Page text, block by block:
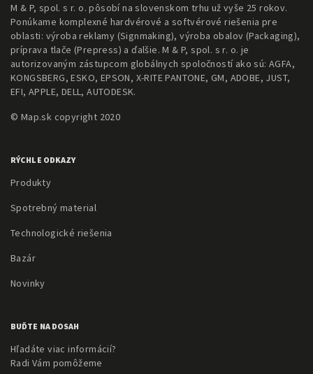
M & P, spol. s r. o. pôsobí na slovenskom trhu už vyše 25 rokov.
Ponúkame komplexné hardvérové a softvérové riešenia pre
oblasti: výroba reklamy (Signmaking), výroba obalov (Packaging),
príprava tlače (Prepress) a ďalšie. M & P, spol. s r. o. je
autorizovaným zástupcom globálnych spoločností ako sú: AGFA,
KONGSBERG, ESKO, EPSON, X-RITE PANTONE, GM, ADOBE, JUST,
EFI, APPLE, DELL, AUTODESK.
© Map.sk copyright 2020
RÝCHLE ODKAZY
Produkty
Spotrebný material
Technologické riešenia
Bazár
Novinky
BUĎTE NA DOSAH
Hľadáte viac informácií?
Radi Vám pomôžeme